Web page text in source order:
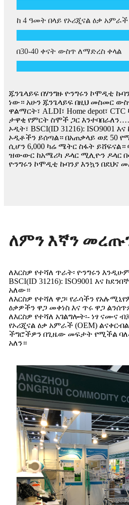
ከ 4 ዓመት በላይ የኦሪጂናል ዕቃ
በ30-40 ቀናት ውስጥ ለማድረስ ቀላል
ጁንጌላይፍ በሃንግዙ ዮንግሩን ኮሞዲቲ
ነው። አሁን ጁንጌላይፍ በዚህ መስመር
ዋልማርት፣ ALDI፣ Home depot፣
ታዋቂ የምርት ስሞች ጋር
ኦዲት፣ BSCI(ID 31216): ISO9001
ኦዲቶችን ይሰጣል። በአጠቃላይ ወደ 50
ሲሆን 6,000 ካሬ ሜትር ስፋት
ዝውውር ከአሜሪካ ዶላር ሚሊዮን ዶላር
ዮንግሩን ኮሞዲቲ ኩባንያ እንኳን በደህና
ለምን እኛን
ለእርስዎ የተሻለ ጥራት፡ ዮንግሩን
BSCI(ID 31216): ISO9001 እና
አለው።
ለእርስዎ የተሻለ ዋጋ፡ የራሳችን
ዕቃዎችን ዋጋ መቀነስ እና ጥሩ ዋጋ
ለእርስዎ የተሻለ አገልግሎት፡- ነፃ ናሙና
የኦሪጂናል ዕቃ አምራች (OEM)
ችግሮችዎን በጊዜው መፍታት የሚችል
አለን።